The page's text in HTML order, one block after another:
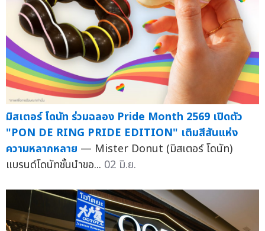
มิสเตอร์ โดนัท ร่วมฉลอง Pride Month 2569 เปิดตัว
"PON DE RING PRIDE EDITION" เติมสีสันแห่ง
ความหลากหลาย — Mister Donut (มิสเตอร์ โดนัท)
แบรนด์โดนัทชั้นนำขอ... 02 มิ.ย.